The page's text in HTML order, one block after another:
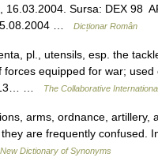
Sursa: DEX 98
…
Dicționar Român
pl., utensils, esp. the
equipped for war;
…
The Collaborative
arms, ordnance, artillery,
are frequently confused.
New Dictionary of Synonyms